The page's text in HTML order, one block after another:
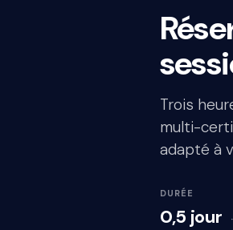
Trois
multi-
adapté à
DURÉE
0,5 jour